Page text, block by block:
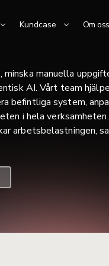
Kundcase Om oss
minska manuella
AI. Vårt team
befintliga system,
i hela
arbetsbelastningen,